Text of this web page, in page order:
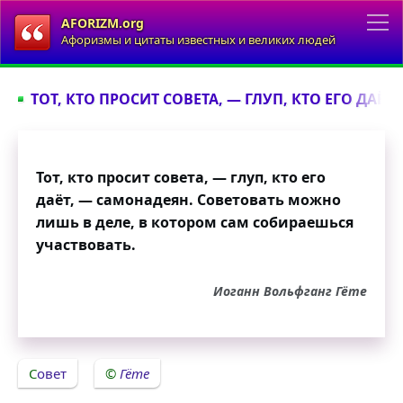
AFORIZM.org
Афоризмы и цитаты известных и великих людей
ТОТ, КТО ПРОСИТ СОВЕТА, — ГЛУП, КТО ЕГО
Тот, кто просит совета, — глуп, кто его
даёт, — самонадеян. Советовать можно
лишь в деле, в котором сам собираешься
участвовать.
Иоганн Вольфганг Гёте
Совет Гёте